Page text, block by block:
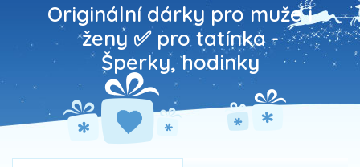
Originální dárky pro muže i
ženy ✅ pro tatínka -
Šperky, hodinky